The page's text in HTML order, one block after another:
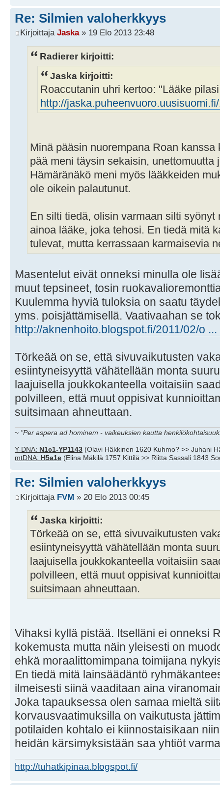
Re: Silmien valoherkkyys
Kirjoittaja Jaska» 19 Elo 2013 23:48
Radierer kirjoitti:
Jaska kirjoitti:
Roaccutanin uhri kertoo: "Lääke
http://
Minä pääsin nuorempana Roan
pää meni täysin sekaisin, unettomuutta
Hämäränäkö meni myös lääkkeiden
ole oikein palautunut.
En silti tiedä, olisin varmaan silti syönyt
ainoa lääke, joka tehosi. En tiedä mitä
tulevat, mutta kerrassaan karmaisevia
Masentelut eivät onneksi minulla ole
muut tepsineet, tosin
Kuulemma hyviä tuloksia on saatu
yms. poisjättämisellä. Vaativaahan se
http://aknenhoito.blogspot.fi/2011/02/o
Törkeää on se, että sivuvaikutusten
esiintyneisyyttä vähätellään monta
laajuisella joukkokanteella voitaisiin
polvilleen, että muut oppisivat
suitsimaan ahneuttaan.
~ "Per aspera ad hominem - vaikeuksien kautta
Y-DNA: N1c1-YP1143 (Olavi Häkkinen 1620 Kuhmo? >> Juhani
mtDNA: H5a1e (Elina Mäkilä 1757 Kittilä >> Riitta Sassali 1843
Re: Silmien valoherkkyys
Kirjoittaja FVM » 20 Elo 2013 00:45
Jaska kirjoitti:
Törkeää on se, että sivuvaikutusten
esiintyneisyyttä vähätellään monta
laajuisella joukkokanteella voitaisiin
polvilleen, että muut oppisivat
suitsimaan ahneuttaan.
Vihaksi kyllä pistää. Itselläni ei onneksi
kokemusta mutta näin yleisesti on
ehkä moraalittomimpana toimijana
En tiedä mitä lainsäädäntö
ilmeisesti siinä vaaditaan aina
Joka tapauksessa olen samaa mieltä
korvausvaatimuksilla on vaikutusta
potilaiden kohtalo ei kiinnostaisikaan
heidän kärsimyksistään saa yhtiöt
http://tuhatkipinaa.blogspot.fi/